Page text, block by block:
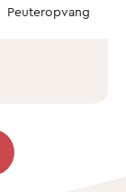
Peuteropvang